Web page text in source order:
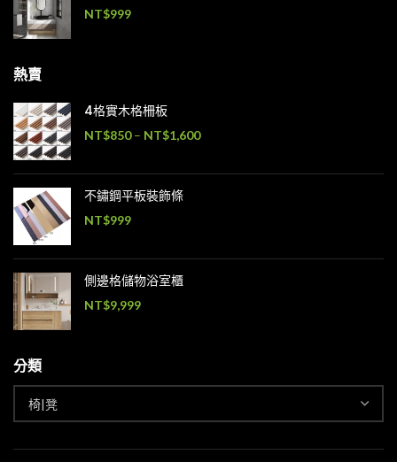
NT$999
熱賣
4格實木格柵板
NT$850 – NT$1,600
不鏽鋼平板裝飾條
NT$999
側邊格儲物浴室櫃
NT$9,999
分類